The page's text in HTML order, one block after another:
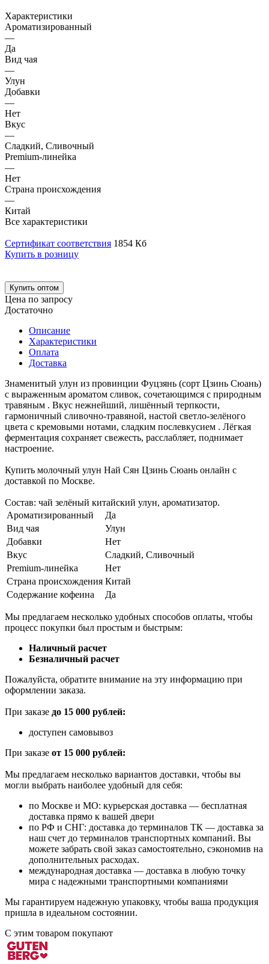
Характеристики
Ароматизированный
—
Да
Вид чая
—
Улун
Добавки
—
Нет
Вкус
—
Сладкий, Сливочный
Premium-линейка
—
Нет
Страна происхождения
—
Китай
Все характеристики
Сертификат соответствия 1854 Кб
Купить в розницу
Купить оптом
Цена по запросу
Достаточно
Описание
Характеристики
Оплата
Доставка
Знаменитый улун из провинции Фуцзянь (сорт Цзинь Сюань)
с выраженным ароматом сливок, сочетающимся с природным
травяным . Вкус нежнейший, лишённый терпкости,
гармоничный сливочно-травяной, настой светло-зелёного
цвета с кремовыми нотами, сладким послевкусием . Лёгкая
ферментация сохраняет свежесть, расслабляет, поднимает
настроение.
Купить молочный улун Най Сян Цзинь Сюань онлайн с
доставкой по Москве.
Состав: чай зелёный китайский улун, ароматизатор.
Ароматизированный
Да
Вид чая
Улун
Добавки
Нет
Вкус
Сладкий, Сливочный
Premium-линейка
Нет
Страна происхождения Китай
Содержание кофеина
Да
Мы предлагаем несколько удобных способов оплаты, чтобы
процесс покупки был простым и быстрым:
Наличный расчет
Безналичный расчет
Пожалуйста, обратите внимание на эту информацию при
оформлении заказа.
При заказе до 15 000 рублей:
доступен самовывоз
При заказе от 15 000 рублей:
Мы предлагаем несколько вариантов доставки, чтобы вы
могли выбрать наиболее удобный для себя:
по Москве и МО: курьерская доставка — бесплатная
доставка прямо к вашей двери
по РФ и СНГ: доставка до терминалов ТК — доставка за
наш счет до терминалов транспортных компаний. Вы
можете забрать свой заказ самостоятельно, сэкономив на
дополнительных расходах.
международная доставка — доставка в любую точку
мира с надежными транспортными компаниями
Мы гарантируем надежную упаковку, чтобы ваша продукция
пришла в идеальном состоянии.
С этим товаром покупают